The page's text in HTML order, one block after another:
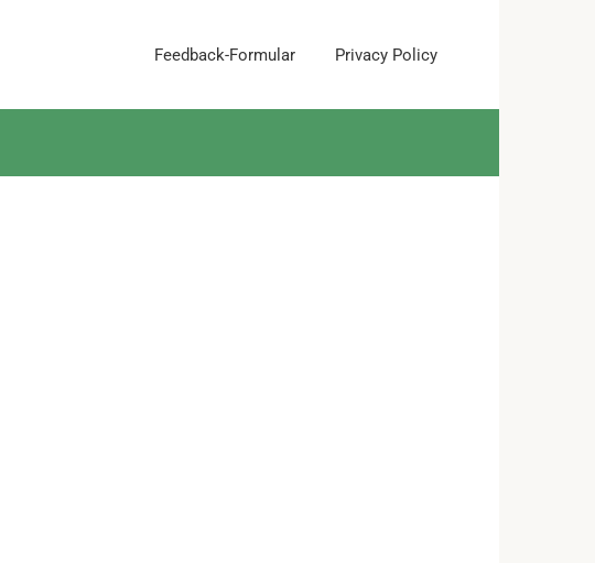
Feedback-Formular Privacy Policy